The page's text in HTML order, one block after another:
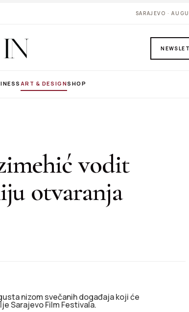
SARAJEVO ·
ART & DESIGNSHOP
vodit
otvaranja
nizom svečanih događaja koji će
Sarajevo Film Festivala.